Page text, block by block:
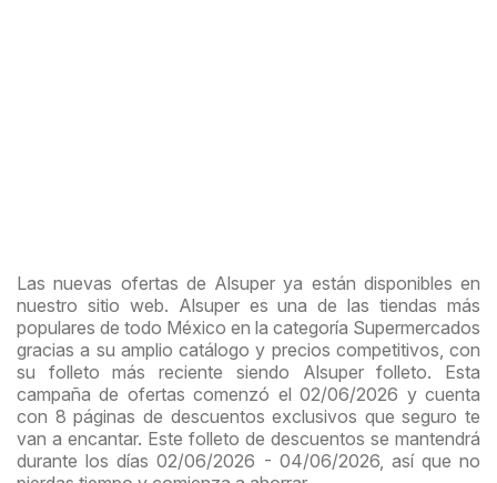
Las nuevas ofertas de Alsuper ya están disponibles en
nuestro sitio web. Alsuper es una de las tiendas más
populares de todo México en la categoría Supermercados
gracias a su amplio catálogo y precios competitivos, con
su folleto más reciente siendo Alsuper folleto. Esta
campaña de ofertas comenzó el 02/06/2026 y cuenta
con 8 páginas de descuentos exclusivos que seguro te
van a encantar. Este folleto de descuentos se mantendrá
durante los días 02/06/2026 - 04/06/2026, así que no